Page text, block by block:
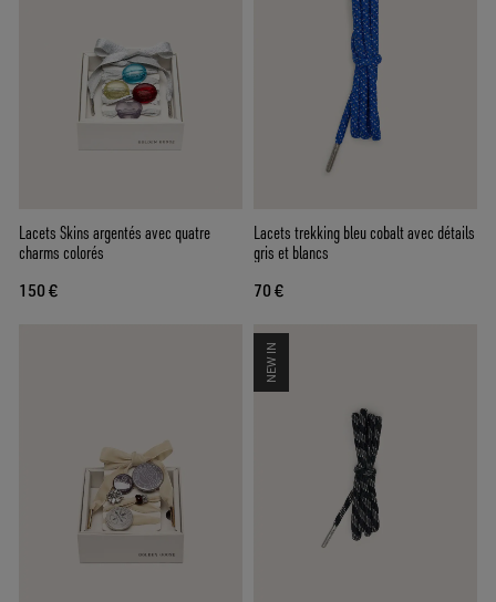
Lacets Skins argentés avec quatre
charms colorés
150 €
Lacets trekking bleu cobalt avec détails
gris et blancs
70 €
NEW IN